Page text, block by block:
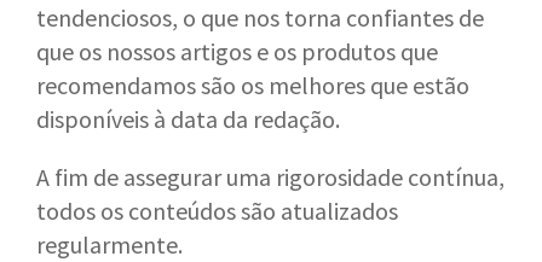
tendenciosos, o que nos torna confiantes de
que os nossos artigos e os produtos que
recomendamos são os melhores que estão
disponíveis à data da redação.
A fim de assegurar uma rigorosidade contínua,
todos os conteúdos são atualizados
regularmente.